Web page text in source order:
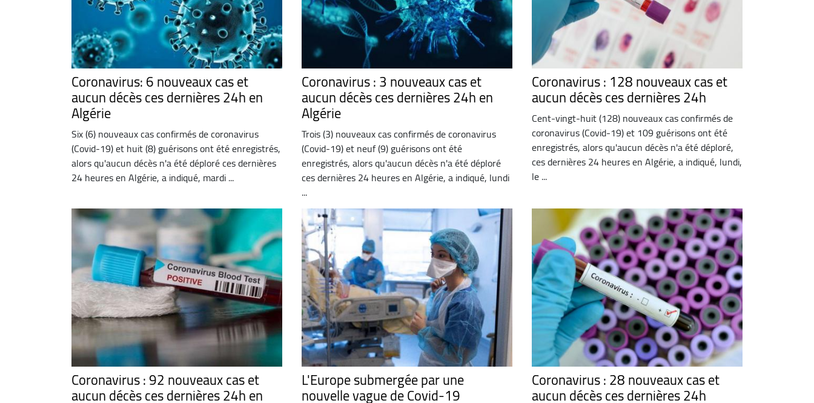
Coronavirus: 6 nouveaux cas et
aucun décès ces dernières 24h en
Algérie
Six (6) nouveaux cas confirmés de coronavirus
(Covid-19) et huit (8) guérisons ont été enregistrés,
alors qu'aucun décès n'a été déploré ces dernières
24 heures en Algérie, a indiqué, mardi ...
Coronavirus : 3 nouveaux cas et
aucun décès ces dernières 24h en
Algérie
Trois (3) nouveaux cas confirmés de coronavirus
(Covid-19) et neuf (9) guérisons ont été
enregistrés, alors qu'aucun décès n'a été déploré
ces dernières 24 heures en Algérie, a indiqué, lundi
...
Coronavirus : 128 nouveaux cas et
aucun décès ces dernières 24h
Cent-vingt-huit (128) nouveaux cas confirmés de
coronavirus (Covid-19) et 109 guérisons ont été
enregistrés, alors qu'aucun décès n'a été déploré,
ces dernières 24 heures en Algérie, a indiqué, lundi,
le ...
Coronavirus : 92 nouveaux cas et
aucun décès ces dernières 24h en
L'Europe submergée par une
nouvelle vague de Covid-19
Coronavirus : 28 nouveaux cas et
aucun décès ces dernières 24h